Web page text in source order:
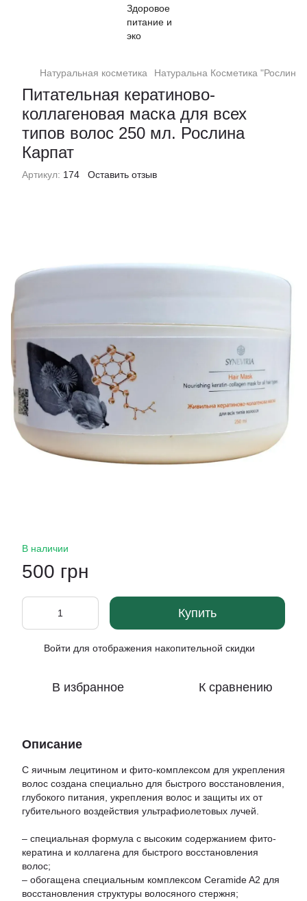
Натуральная косметика Натуральна Косметика "Рослина
Питательная кератиново-
коллагеновая маска для всех
типов волос 250 мл. Рослина
Карпат
Артикул: 174 Оставить отзыв
В наличии
500 грн
Купить
Войти для отображения накопительной скидки
В избранное К сравнению
Описание
С яичным лецитином и фито-комплексом для укрепления
волос создана специально для быстрого восстановления,
глубокого питания, укрепления волос и защиты их от
губительного воздействия ультрафиолетовых лучей.
– специальная формула с высоким содержанием фито-
кератина и коллагена для быстрого восстановления
волос;
– обогащена специальным комплексом Ceramide A2 для
восстановления структуры волосяного стержня;